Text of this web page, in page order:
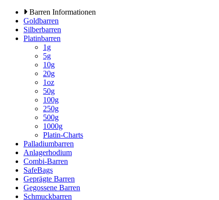
Barren Informationen
Goldbarren
Silberbarren
Platinbarren
1g
5g
10g
20g
1oz
50g
100g
250g
500g
1000g
Platin-Charts
Palladiumbarren
Anlagerhodium
Combi-Barren
SafeBags
Geprägte Barren
Gegossene Barren
Schmuckbarren